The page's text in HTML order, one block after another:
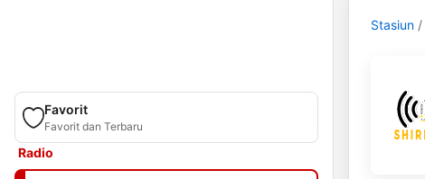
Favorit
Favorit dan Terbaru
Radio
Stasiun